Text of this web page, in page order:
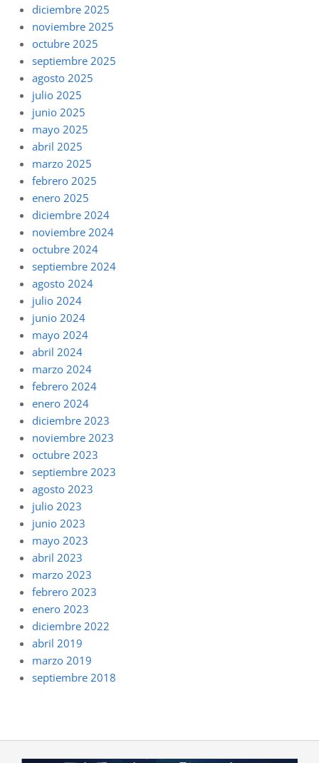
diciembre 2025
noviembre 2025
octubre 2025
septiembre 2025
agosto 2025
julio 2025
junio 2025
mayo 2025
abril 2025
marzo 2025
febrero 2025
enero 2025
diciembre 2024
noviembre 2024
octubre 2024
septiembre 2024
agosto 2024
julio 2024
junio 2024
mayo 2024
abril 2024
marzo 2024
febrero 2024
enero 2024
diciembre 2023
noviembre 2023
octubre 2023
septiembre 2023
agosto 2023
julio 2023
junio 2023
mayo 2023
abril 2023
marzo 2023
febrero 2023
enero 2023
diciembre 2022
abril 2019
marzo 2019
septiembre 2018